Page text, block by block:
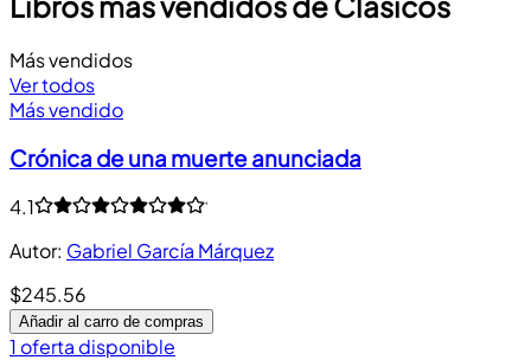
Más vendidos
Ver todos
Más vendido
Crónica de una muerte anunciada
4.1
Autor: Gabriel García Márquez
$245.56
Añadir al carro de compras
1 oferta disponible